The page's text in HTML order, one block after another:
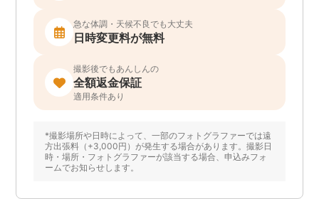
急な体調・天候不良でも大丈夫
日時変更料が無料
撮影後でもあんしんの
全額返金保証
適用条件あり
*撮影場所や日時によって、一部のフォトグラファーでは遠
方出張料（+3,000円）が発生する場合があります。撮影日
時・場所・フォトグラファーが該当する場合、申込みフォ
ームでお知らせします。